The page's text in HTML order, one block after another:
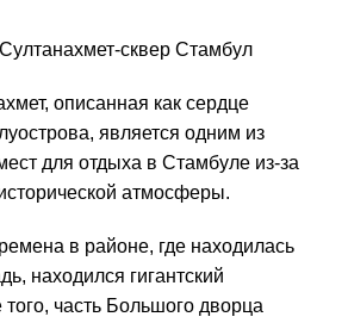
сквер Стамбул
описанная как сердце
является одним из
для отдыха в Стамбуле из-за
атмосферы.
в районе, где находилась
находился гигантский
часть Большого дворца